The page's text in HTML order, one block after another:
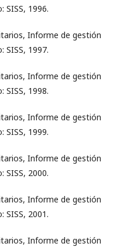
SISS, 1996.
Informe de gestión
SISS, 1997.
Informe de gestión
SISS, 1998.
Informe de gestión
SISS, 1999.
Informe de gestión
SISS, 2000.
Informe de gestión
SISS, 2001.
Informe de gestión